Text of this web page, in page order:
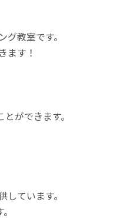
教室です。
ます！
ができます。
ています。